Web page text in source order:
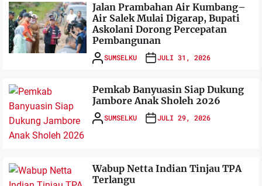
Jalan Prambahan Air Kumbang–
Air Salek Mulai Digarap, Bupati
Askolani Dorong Percepatan
Pembangunan
SUMSELKU JULI 31, 2026
Pemkab Banyuasin Siap Dukung
Jambore Anak Sholeh 2026
SUMSELKU JULI 29, 2026
Wabup Netta Indian Tinjau TPA
Terlangu